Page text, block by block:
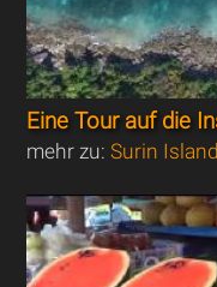
Eine Tour auf die
mehr zu:Surin